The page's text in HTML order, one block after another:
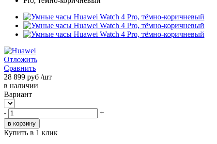
Отложить
Сравнить
28 899 руб /шт
в наличии
Вариант
- +
Купить в 1 клик